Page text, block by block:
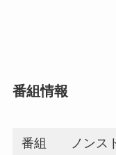
番組情報
番組
ノンス